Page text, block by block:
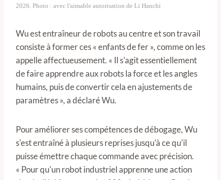
2026. Photo : avec l'aimable autorisation de Li Hanchi
Wu est entraîneur de robots au centre et son travail
consiste à former ces « enfants de fer », comme on les
appelle affectueusement. « Il s'agit essentiellement
de faire apprendre aux robots la force et les angles
humains, puis de convertir cela en ajustements de
paramètres », a déclaré Wu.
Pour améliorer ses compétences de débogage, Wu
s'est entraîné à plusieurs reprises jusqu'à ce qu'il
puisse émettre chaque commande avec précision.
« Pour qu'un robot industriel apprenne une action